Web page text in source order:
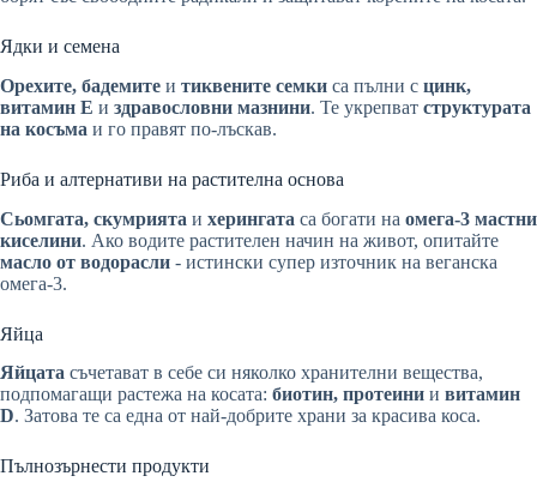
Ядки и семена
Орехите, бадемите и тиквените семки са пълни с цинк,
витамин Е и здравословни мазнини. Те укрепват структурата
на косъма и го правят по-лъскав.
Риба и алтернативи на растителна основа
Сьомгата, скумрията и херингата са богати на омега-3 мастни
киселини. Ако водите растителен начин на живот, опитайте
масло от водорасли - истински супер източник на веганска
омега-3.
Яйца
Яйцата съчетават в себе си няколко хранителни вещества,
подпомагащи растежа на косата: биотин, протеини и витамин
D. Затова те са една от най-добрите храни за красива коса.
Пълнозърнести продукти